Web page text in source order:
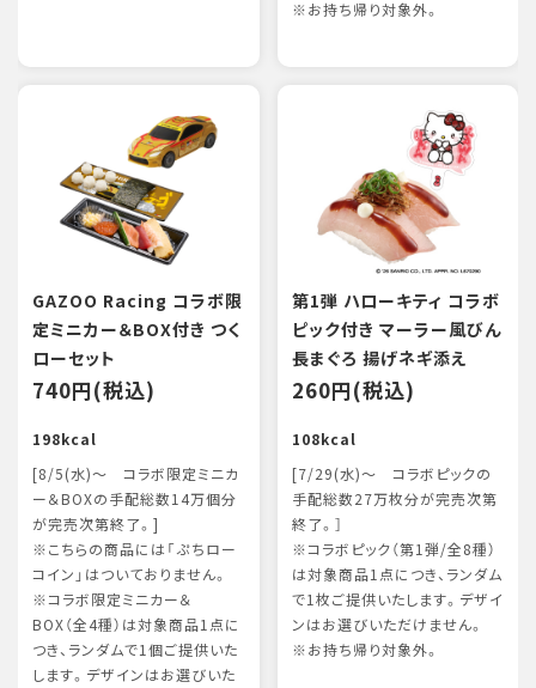
※お持ち帰り対象外。
GAZOO Racing コラボ限
定ミニカー＆BOX付き つく
ローセット
740円(税込)
198kcal
[8/5(水)～ コラボ限定ミニカ
ー＆BOXの手配総数14万個分
が完売次第終了。]
※こちらの商品には「ぷちロー
コイン」はついておりません。
※コラボ限定ミニカー＆
BOX（全4種）は対象商品1点に
つき、ランダムで1個ご提供いた
します。デザインはお選びいた
第1弾 ハローキティ コラボ
ピック付き マーラー風びん
長まぐろ 揚げネギ添え
260円(税込)
108kcal
[7/29(水)～ コラボピックの
手配総数27万枚分が完売次第
終了。］
※コラボピック（第1弾/全8種）
は対象商品1点につき、ランダム
で1枚ご提供いたします。デザイ
ンはお選びいただけません。
※お持ち帰り対象外。